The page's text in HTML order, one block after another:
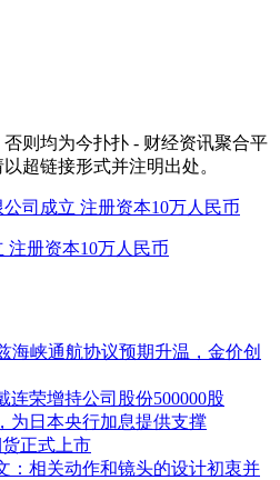
则均为今扑扑 - 财经资讯聚合平
超链接形式并注明出处。
司成立 注册资本10万人民币
注册资本10万人民币
海峡通航协议预期升温，金价创
连荣增持公司股份500000股
为日本央行加息提供支撑
正式上市
：相关动作和镜头的设计初衷并